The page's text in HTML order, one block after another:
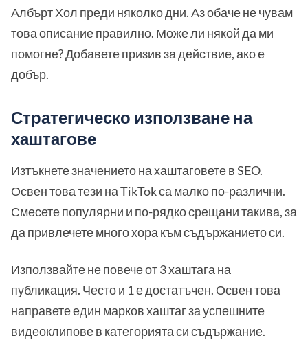
Албърт Хол преди няколко дни. Аз обаче не чувам
това описание правилно. Може ли някой да ми
помогне? Добавете призив за действие, ако е
добър.
Стратегическо използване на
хаштагове
Изтъкнете значението на хаштаговете в SEO.
Освен това тези на TikTok са малко по-различни.
Смесете популярни и по-рядко срещани такива, за
да привлечете много хора към съдържанието си.
Използвайте не повече от 3 хаштага на
публикация. Често и 1 е достатъчен. Освен това
направете един марков хаштаг за успешните
видеоклипове в категорията си съдържание.